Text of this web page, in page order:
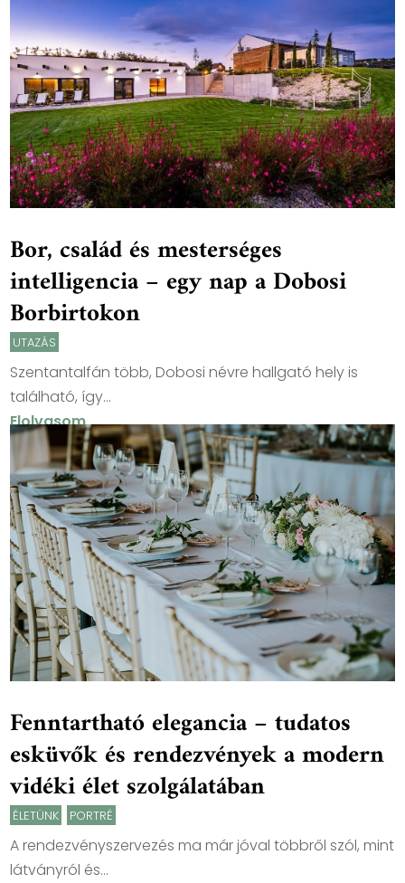
Bor, család és mesterséges
intelligencia – egy nap a Dobosi
Borbirtokon
UTAZÁS
Szentantalfán több, Dobosi névre hallgató hely is
található, így...
Elolvasom
Fenntartható elegancia – tudatos
esküvők és rendezvények a modern
vidéki élet szolgálatában
ÉLETÜNK PORTRÉ
A rendezvényszervezés ma már jóval többről szól, mint
látványról és...